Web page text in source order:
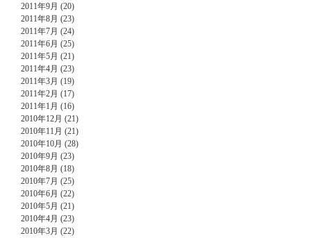
2011年9月 (20)
2011年8月 (23)
2011年7月 (24)
2011年6月 (25)
2011年5月 (21)
2011年4月 (23)
2011年3月 (19)
2011年2月 (17)
2011年1月 (16)
2010年12月 (21)
2010年11月 (21)
2010年10月 (28)
2010年9月 (23)
2010年8月 (18)
2010年7月 (25)
2010年6月 (22)
2010年5月 (21)
2010年4月 (23)
2010年3月 (22)